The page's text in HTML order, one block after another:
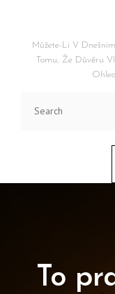
Můžete-Li V
Tomu, Že Důvěru
To